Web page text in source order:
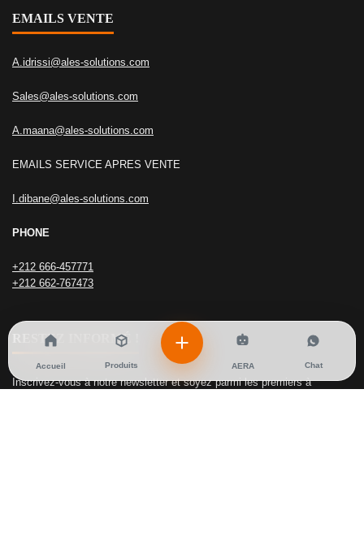
EMAILS VENTE
A.idrissi@ales-solutions.com
Sales@ales-solutions.com
A.maana@ales-solutions.com
EMAILS SERVICE APRES VENTE
I.dibane@ales-solutions.com
PHONE
+212 666-457771
+212 662-767473
RESTEZ INFORMÉ !
Inscrivez-vous à notre newsletter et soyez parmi les premiers à
Accueil Produits AERA Chat